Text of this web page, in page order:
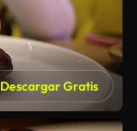
Descargar Gratis